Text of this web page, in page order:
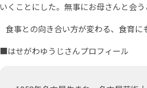
いくことにした。無事にお母さんと会う
食事との向き合い方が変わる、食育に
■はせがわゆうじさんプロフィール